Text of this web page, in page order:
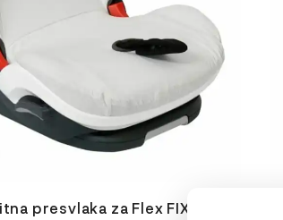
presvlaka za Flex FIX 2